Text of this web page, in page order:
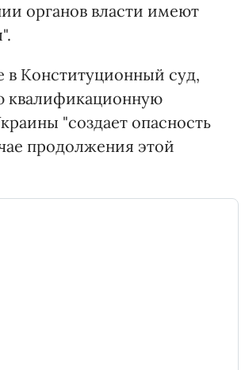
органов власти имеют
в Конституционный суд,
квалификационную
"создает опасность
продолжения этой